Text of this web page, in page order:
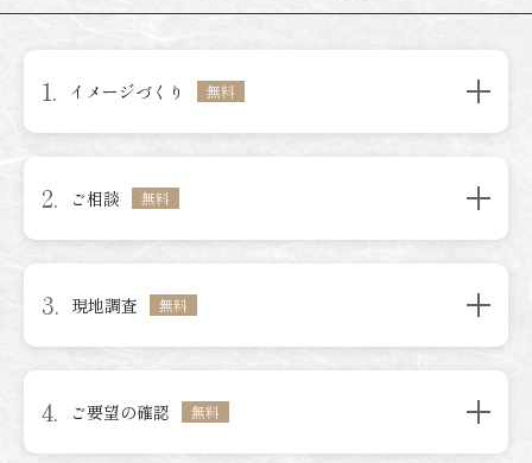
1. イメージづくり 無料
2. ご相談 無料
3. 現地調査 無料
4. ご要望の確認 無料